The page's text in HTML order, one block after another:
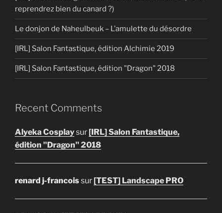
reprendrez bien du canard ?)
Le donjon de Naheulbeuk – L’amulette du désordre
[IRL] Salon Fantastique, édition Alchimie 2019
[IRL] Salon Fantastique, édition "Dragon" 2018
Recent Comments
Alyeka Cosplaysur [IRL] Salon Fantastique,
édition "Dragon" 2018
renard j-francoissur [TEST] Landscape PRO